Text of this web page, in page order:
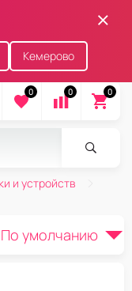
Кемерово
0 0 0
и устройств
По умолчанию